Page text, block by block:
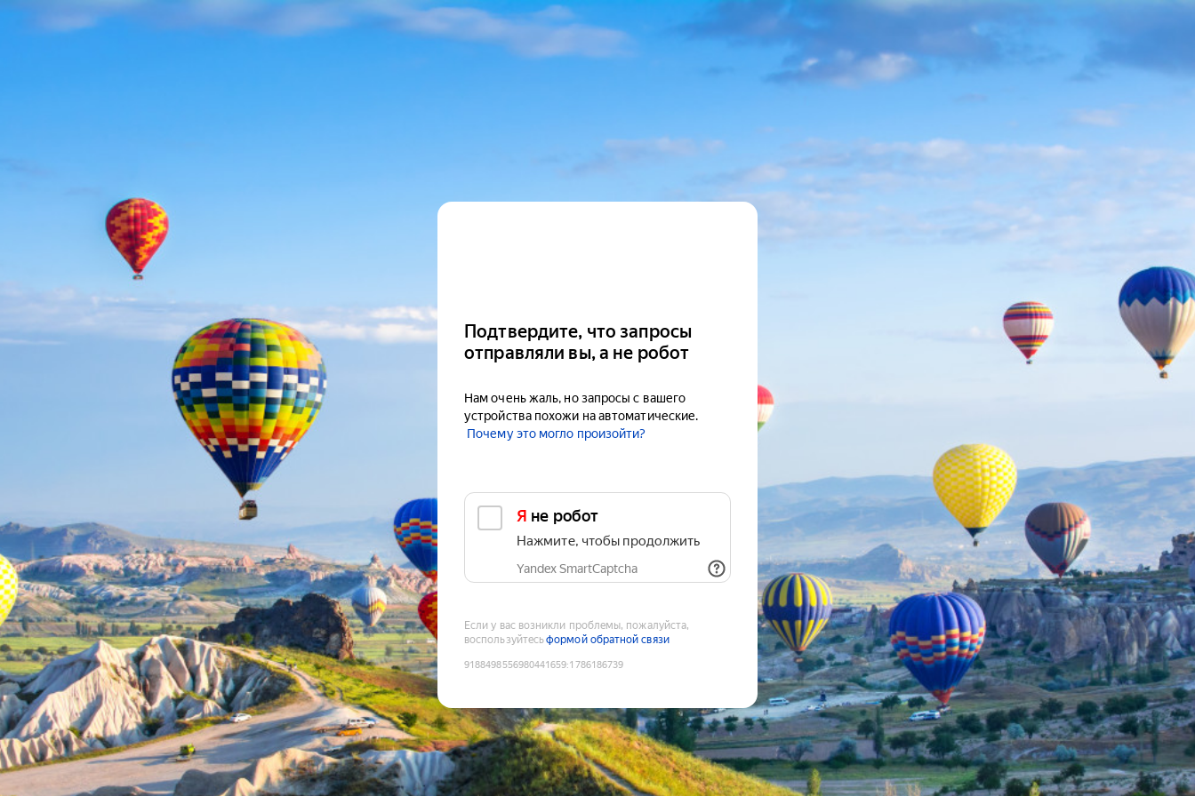
Подтвердите, что запросы
отправляли вы, а не робот
Нам очень жаль, но запросы с вашего
устройства похожи на автоматические.
Почему это могло произойти?
Я не робот
Нажмите, чтобы продолжить
Yandex SmartCaptcha
Если у вас возникли проблемы, пожалуйста,
воспользуйтесьформой обратной связи
9188498556980441659:1786186739